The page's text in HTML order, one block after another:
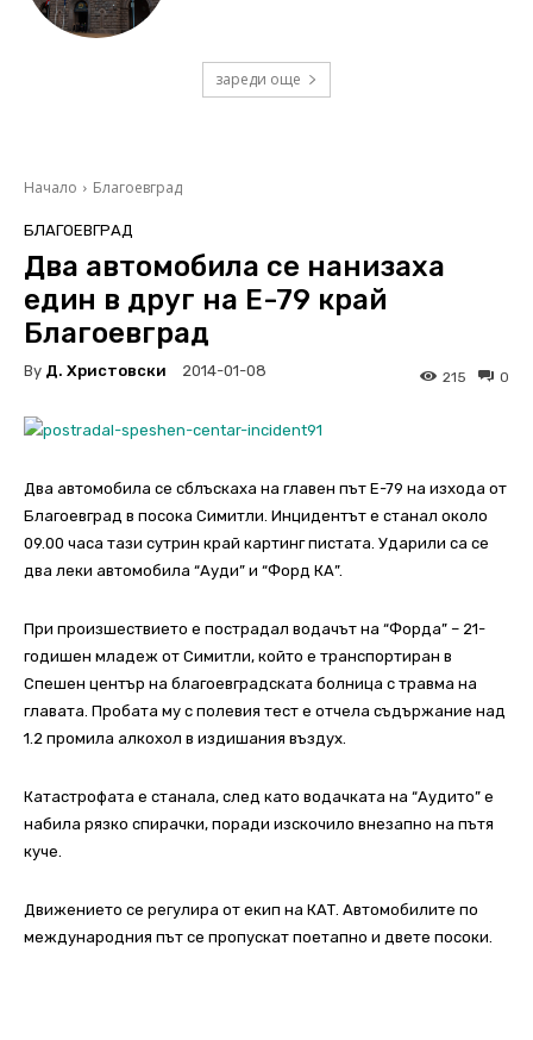
зареди още